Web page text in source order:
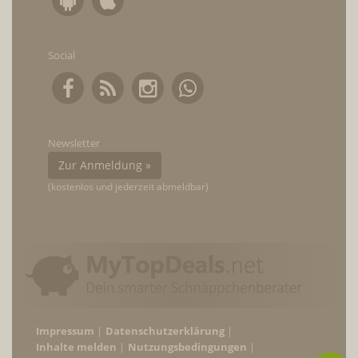
Social
Newsletter
Zur Anmeldung »
(kostenlos und jederzeit abmeldbar)
Impressum
Datenschutzerklärung
Inhalte melden
Nutzungsbedingungen